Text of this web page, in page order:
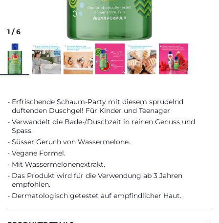
1 /6
Erfrischende Schaum-Party mit diesem sprudelnd
duftenden Duschgel! Für Kinder und Teenager
Verwandelt die Bade-/Duschzeit in reinen Genuss und
Spass.
Süsser Geruch von Wassermelone.
Vegane Formel.
Mit Wassermelonenextrakt.
Das Produkt wird für die Verwendung ab 3 Jahren
empfohlen.
Dermatologisch getestet auf empfindlicher Haut.